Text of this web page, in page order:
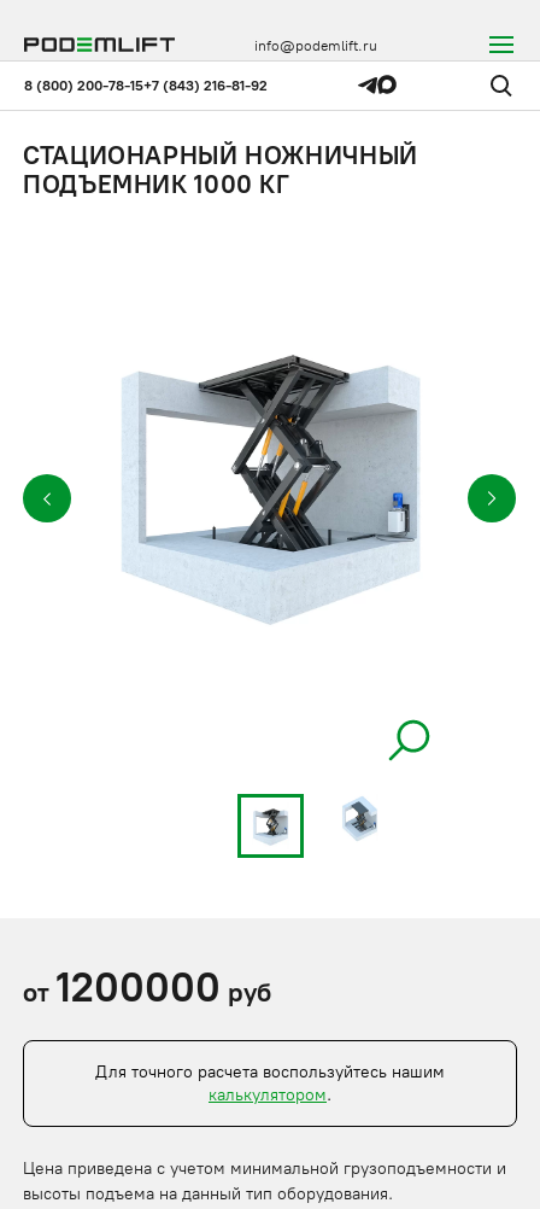
8 (800) 200-78-15+7 (843) 216-81-92
info@podemlift.ru
СТАЦИОНАРНЫЙ НОЖНИЧНЫЙ
ПОДЪЕМНИК 1000 КГ
от 1200000 руб
Для точного расчета воспользуйтесь нашим
калькулятором.
Цена приведена с учетом минимальной грузоподъемности и
высоты подъема на данный тип оборудования.